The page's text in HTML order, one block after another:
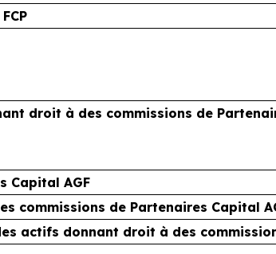
droit à des commissions de
Capital AGF
commissions de Partenaires Capital
actifs donnant droit à des